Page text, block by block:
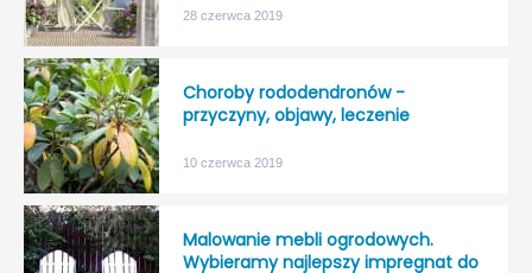
28 czerwca 2019
Choroby rododendronów -
przyczyny, objawy, leczenie
10 czerwca 2019
Malowanie mebli ogrodowych.
Wybieramy najlepszy impregnat do